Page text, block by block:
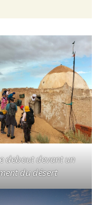
debout devant un
du désert